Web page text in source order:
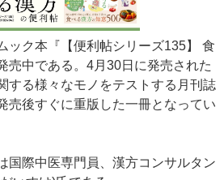
ック本『【便利帖シリーズ135】 食
売中である。4月30日に発売された
する様々なモノをテストする月刊誌
売後すぐに重版した一冊となってい
国際中医専門員、漢方コンサルタン